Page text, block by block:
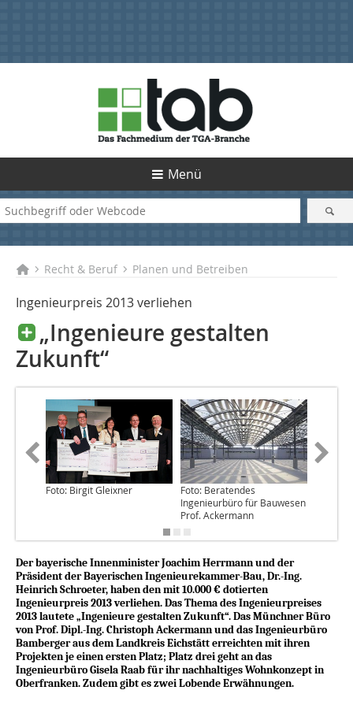
Menü
Recht & Beruf Planen und Betreiben
Ingenieurpreis 2013 verliehen
„Ingenieure gestalten
Zukunft“
Foto: Birgit Gleixner
Foto: Beratendes
Ingenieurbüro für Bauwesen
Prof. Ackermann
Der bayerische Innenminister Joachim Herrmann und der
Präsident der Bayerischen Ingenieurekammer-Bau, Dr.-Ing.
Heinrich Schroeter, haben den mit 10.000 € dotierten
Ingenieurpreis 2013 verliehen. Das Thema des Ingenieurpreises
2013 lautete „Ingenieure gestalten Zukunft“. Das Münchner Büro
von Prof. Dipl.-Ing. Christoph Ackermann und das Ingenieurbüro
Bamberger aus dem Landkreis Eichstätt erreichten mit ihren
Projekten je einen ersten Platz; Platz drei geht an das
Ingenieurbüro Gisela Raab für ihr nachhaltiges Wohnkonzept in
Oberfranken. Zudem gibt es zwei Lobende Erwähnungen.